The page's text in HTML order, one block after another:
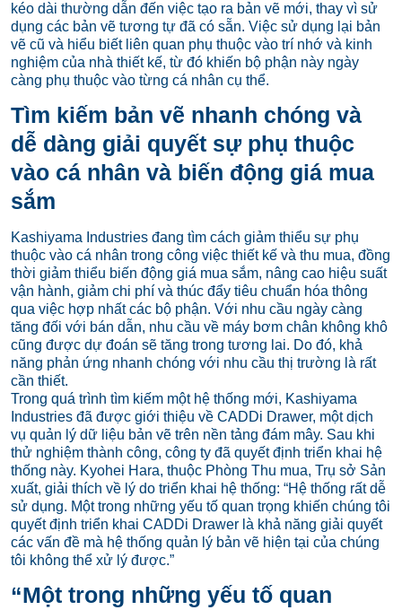
kéo dài thường dẫn đến việc tạo ra bản vẽ mới, thay vì sử
dụng các bản vẽ tương tự đã có sẵn. Việc sử dụng lại bản
vẽ cũ và hiểu biết liên quan phụ thuộc vào trí nhớ và kinh
nghiệm của nhà thiết kế, từ đó khiến bộ phận này ngày
càng phụ thuộc vào từng cá nhân cụ thể.
Tìm kiếm bản vẽ nhanh chóng và
dễ dàng giải quyết sự phụ thuộc
vào cá nhân và biến động giá mua
sắm
Kashiyama Industries đang tìm cách giảm thiểu sự phụ
thuộc vào cá nhân trong công việc thiết kế và thu mua, đồng
thời giảm thiểu biến động giá mua sắm, nâng cao hiệu suất
vận hành, giảm chi phí và thúc đẩy tiêu chuẩn hóa thông
qua việc hợp nhất các bộ phận. Với nhu cầu ngày càng
tăng đối với bán dẫn, nhu cầu về máy bơm chân không khô
cũng được dự đoán sẽ tăng trong tương lai. Do đó, khả
năng phản ứng nhanh chóng với nhu cầu thị trường là rất
cần thiết.
Trong quá trình tìm kiếm một hệ thống mới, Kashiyama
Industries đã được giới thiệu về CADDi Drawer, một dịch
vụ quản lý dữ liệu bản vẽ trên nền tảng đám mây. Sau khi
thử nghiệm thành công, công ty đã quyết định triển khai hệ
thống này. Kyohei Hara, thuộc Phòng Thu mua, Trụ sở Sản
xuất, giải thích về lý do triển khai hệ thống: “Hệ thống rất dễ
sử dụng. Một trong những yếu tố quan trọng khiến chúng tôi
quyết định triển khai CADDi Drawer là khả năng giải quyết
các vấn đề mà hệ thống quản lý bản vẽ hiện tại của chúng
tôi không thể xử lý được.”
“Một trong những yếu tố quan